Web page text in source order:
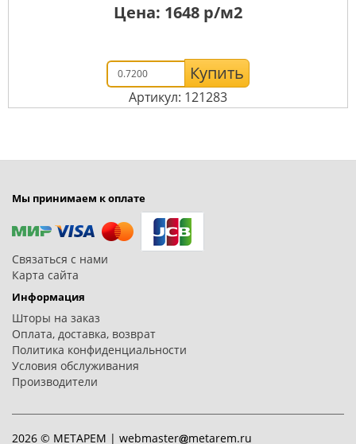
Цена: 1648 р/м2
Купить
Артикул: 121283
Мы принимаем к оплате
Связаться с нами
Карта сайта
Информация
Шторы на заказ
Оплата, доставка, возврат
Политика конфиденциальности
Условия обслуживания
Производители
2026 © МЕТАРЕМ | webmaster metarem.ru